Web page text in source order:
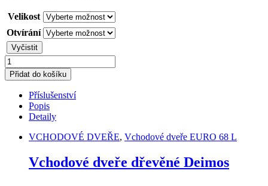
Velikost
Otvírání
Vyčistit
Vchodové
dveře
dřevěné
Deimos
quantity
Přidat do košíku
Příslušenství
Popis
Detaily
VCHODOVÉ DVEŘE, Vchodové dveře EURO 68 L
Vchodové dveře dřevěné Deimos